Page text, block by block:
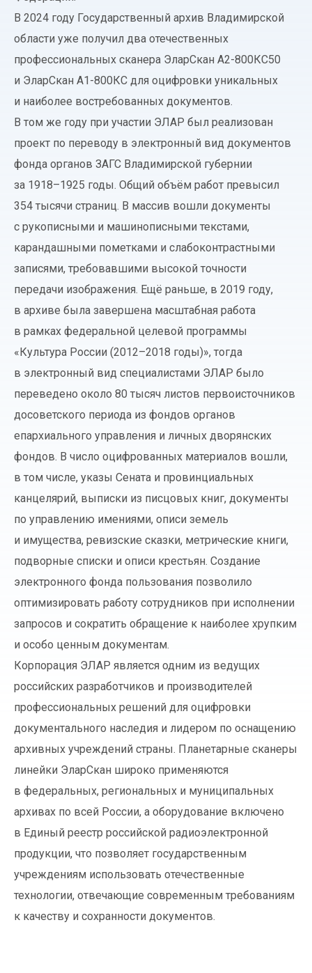
В 2024 году Государственный архив Владимирской
области уже получил два отечественных
профессиональных сканера ЭларСкан А2-800КС50
и ЭларСкан А1-800КС для оцифровки уникальных
и наиболее востребованных документов.
В том же году при участии ЭЛАР был реализован
проект по переводу в электронный вид документов
фонда органов ЗАГС Владимирской губернии
за 1918–1925 годы. Общий объём работ превысил
354 тысячи страниц. В массив вошли документы
с рукописными и машинописными текстами,
карандашными пометками и слабоконтрастными
записями, требовавшими высокой точности
передачи изображения. Ещё раньше, в 2019 году,
в архиве была завершена масштабная работа
в рамках федеральной целевой программы
«Культура России (2012–2018 годы)», тогда
в электронный вид специалистами ЭЛАР было
переведено около 80 тысяч листов первоисточников
досоветского периода из фондов органов
епархиального управления и личных дворянских
фондов. В число оцифрованных материалов вошли,
в том числе, указы Сената и провинциальных
канцелярий, выписки из писцовых книг, документы
по управлению имениями, описи земель
и имущества, ревизские сказки, метрические книги,
подворные списки и описи крестьян. Создание
электронного фонда пользования позволило
оптимизировать работу сотрудников при исполнении
запросов и сократить обращение к наиболее хрупким
и особо ценным документам.
Корпорация ЭЛАР является одним из ведущих
российских разработчиков и производителей
профессиональных решений для оцифровки
документального наследия и лидером по оснащению
архивных учреждений страны. Планетарные сканеры
линейки ЭларСкан широко применяются
в федеральных, региональных и муниципальных
архивах по всей России, а оборудование включено
в Единый реестр российской радиоэлектронной
продукции, что позволяет государственным
учреждениям использовать отечественные
технологии, отвечающие современным требованиям
к качеству и сохранности документов.